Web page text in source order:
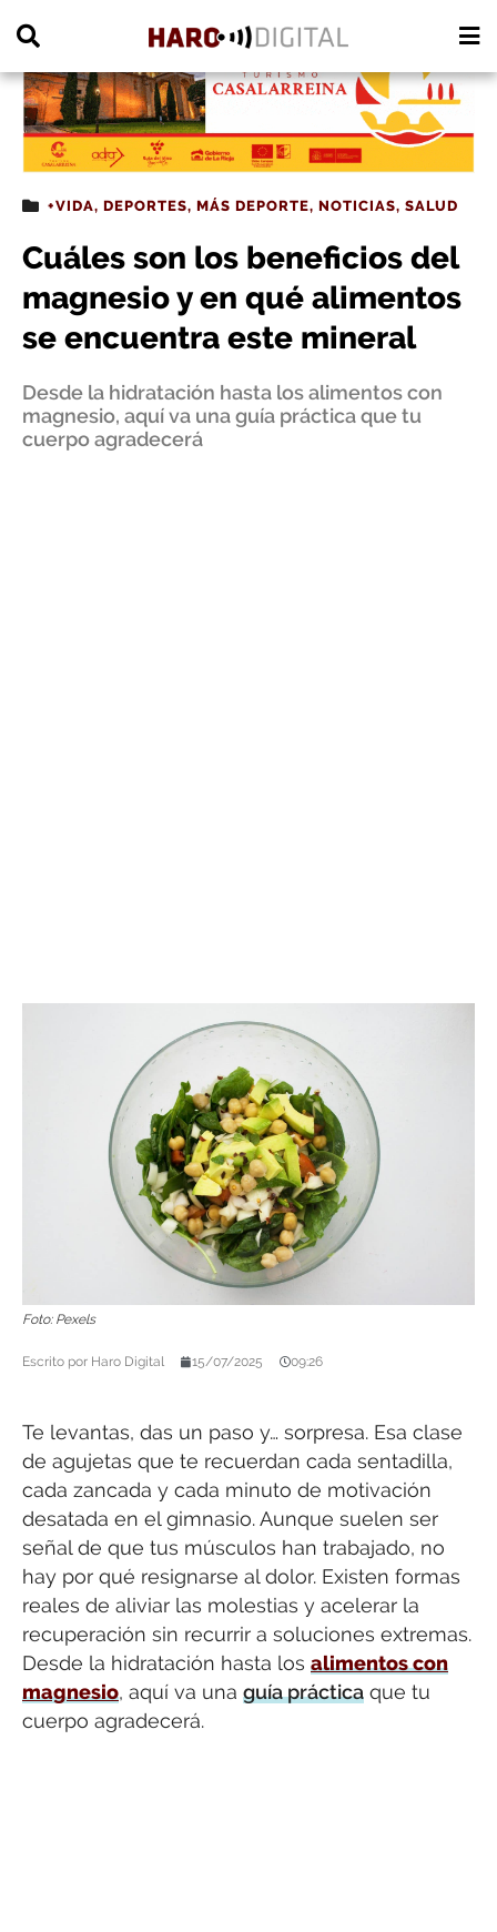
+VIDA, DEPORTES, MÁS DEPORTE, NOTICIAS, SALUD
Cuáles son los beneficios del
magnesio y en qué alimentos
se encuentra este mineral
Desde la hidratación hasta los alimentos con
magnesio, aquí va una guía práctica que tu
cuerpo agradecerá
Foto: Pexels
Escrito por Haro Digital 15/07/2025 09:26
Te levantas, das un paso y… sorpresa. Esa clase
de agujetas que te recuerdan cada sentadilla,
cada zancada y cada minuto de motivación
desatada en el gimnasio. Aunque suelen ser
señal de que tus músculos han trabajado, no
hay por qué resignarse al dolor. Existen formas
reales de aliviar las molestias y acelerar la
recuperación sin recurrir a soluciones extremas.
Desde la hidratación hasta los alimentos con
magnesio, aquí va una guía práctica que tu
cuerpo agradecerá.